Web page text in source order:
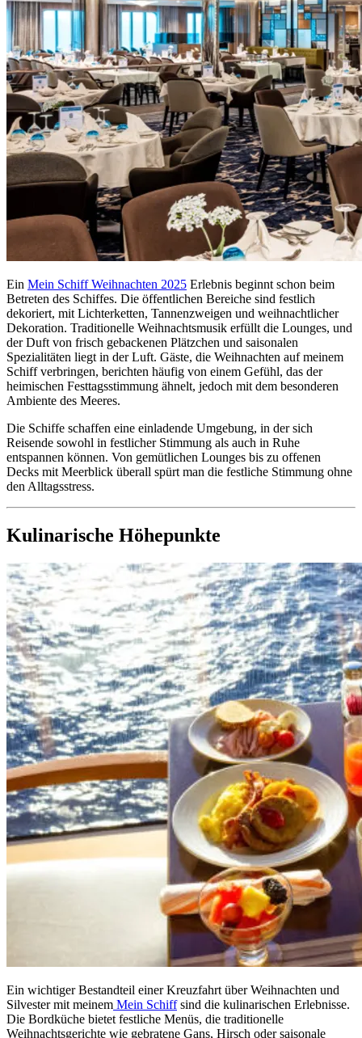
Ein Mein Schiff Weihnachten 2025 Erlebnis beginnt schon beim
Betreten des Schiffes. Die öffentlichen Bereiche sind festlich
dekoriert, mit Lichterketten, Tannenzweigen und weihnachtlicher
Dekoration. Traditionelle Weihnachtsmusik erfüllt die Lounges, und
der Duft von frisch gebackenen Plätzchen und saisonalen
Spezialitäten liegt in der Luft. Gäste, die Weihnachten auf meinem
Schiff verbringen, berichten häufig von einem Gefühl, das der
heimischen Festtagsstimmung ähnelt, jedoch mit dem besonderen
Ambiente des Meeres.
Die Schiffe schaffen eine einladende Umgebung, in der sich
Reisende sowohl in festlicher Stimmung als auch in Ruhe
entspannen können. Von gemütlichen Lounges bis zu offenen
Decks mit Meerblick überall spürt man die festliche Stimmung ohne
den Alltagsstress.
Kulinarische Höhepunkte
Ein wichtiger Bestandteil einer Kreuzfahrt über Weihnachten und
Silvester mit meinem Mein Schiffsind die kulinarischen Erlebnisse.
Die Bordküche bietet festliche Menüs, die traditionelle
Weihnachtsgerichte wie gebratene Gans, Hirsch oder saisonale